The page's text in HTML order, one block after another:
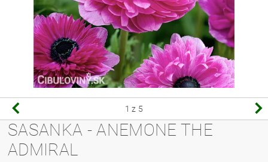
1 z 5
SASANKA - ANEMONE THE
ADMIRAL